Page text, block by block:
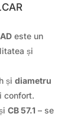
este un
și
și diametru
confort.
CB 57.1 – se